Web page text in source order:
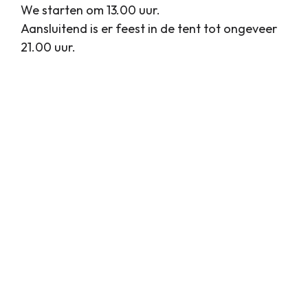
We starten om 13.00 uur.
Aansluitend is er feest in de tent tot ongeveer
21.00 uur.